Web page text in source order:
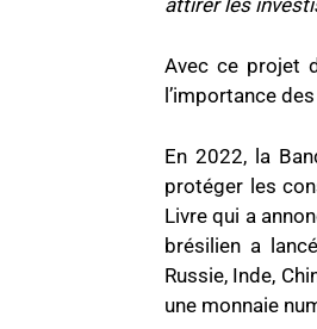
Avec ce projet
l’importance
En 2022, la
protéger les
Livre qui a
brésilien a
Russie, Inde,
une monnaie